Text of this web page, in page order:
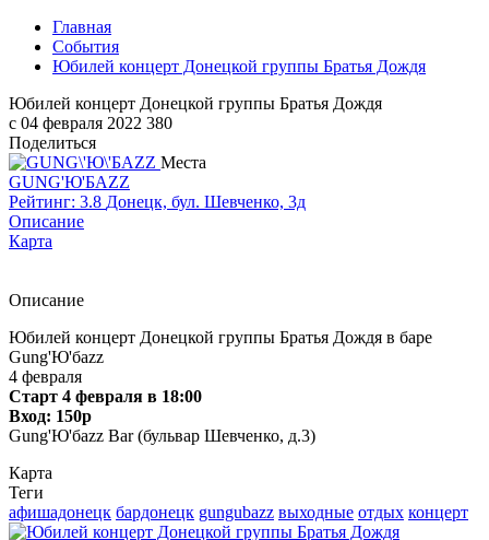
Главная
События
​Юбилей концерт Донецкой группы Братья Дождя
​Юбилей концерт Донецкой группы Братья Дождя
c 04 февраля 2022 380
Поделиться
Места
GUNG'Ю'БAZZ
Рейтинг: 3.8 Донецк, бул. Шевченко, 3д
Описание
Карта
Описание
Юбилей концерт Донецкой группы Братья Дождя в баре
Gung'Ю'бazz
4 февраля
Старт 4 февраля в 18:00
Вход: 150р
Gung'Ю'бazz Bar (бульвар Шевченко, д.3)
Карта
Теги
афишадонецк бардонецк gungubazz выходные отдых концерт